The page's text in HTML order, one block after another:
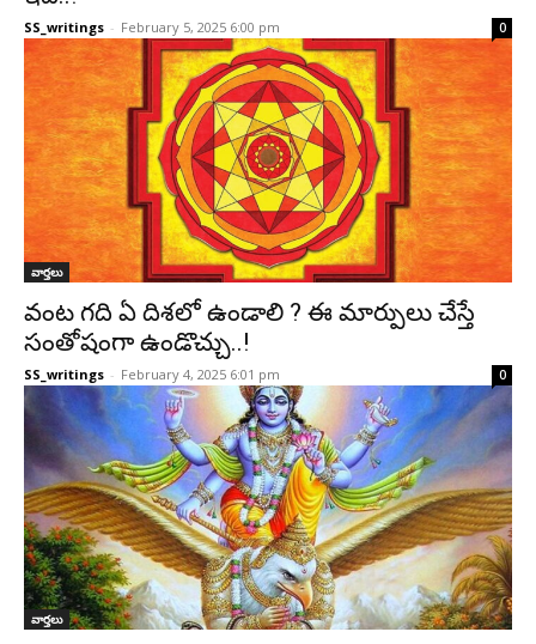
SS_writings - February 5, 2025 6:00 pm 0
వార్తలు
వంట గది ఏ దిశలో ఉండాలి ? ఈ మార్పులు చేస్తే
సంతోషంగా ఉండొచ్చు..!
SS_writings - February 4, 2025 6:01 pm 0
వార్తలు